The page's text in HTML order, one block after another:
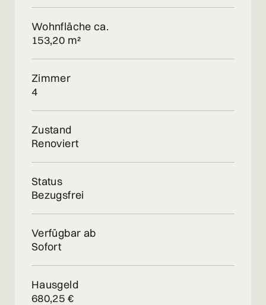
Wohnfläche ca.
153,20 m²
Zimmer
4
Zustand
Renoviert
Status
Bezugsfrei
Verfügbar ab
Sofort
Hausgeld
680,25 €